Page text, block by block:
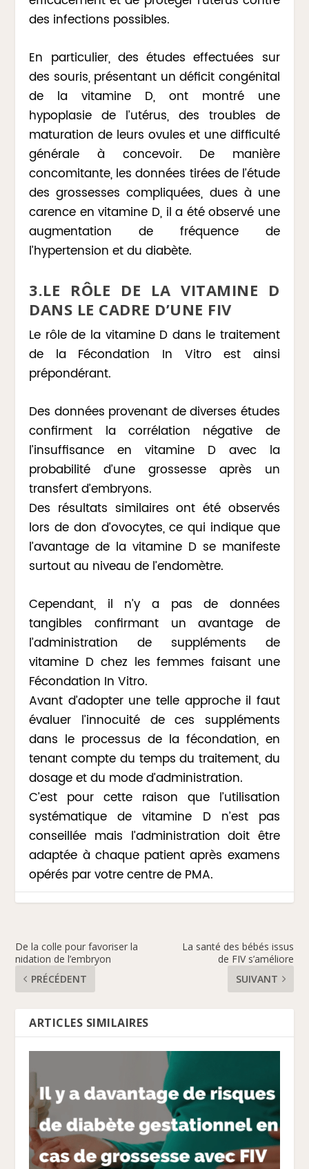
des infections possibles.
En particulier, des études effectuées sur
des souris, présentant un déficit congénital
de la vitamine D, ont montré une
hypoplasie de l’utérus, des troubles de
maturation de leurs ovules et une difficulté
générale à concevoir. De manière
concomitante, les données tirées de l’étude
des grossesses compliquées, dues à une
carence en vitamine D, il a été observé une
augmentation de fréquence de
l’hypertension et du diabète.
3.LE RÔLE DE LA VITAMINE D
DANS LE CADRE D’UNE FIV
Le rôle de la vitamine D dans le traitement
de la Fécondation In Vitro est ainsi
prépondérant.
Des données provenant de diverses études
confirment la corrélation négative de
l’insuffisance en vitamine D avec la
probabilité d’une grossesse après un
transfert d’embryons.
Des résultats similaires ont été observés
lors de don d’ovocytes, ce qui indique que
l’avantage de la vitamine D se manifeste
surtout au niveau de l’endomètre.
Cependant, il n’y a pas de données
tangibles confirmant un avantage de
l’administration de suppléments de
vitamine D chez les femmes faisant une
Fécondation In Vitro.
Avant d’adopter une telle approche il faut
évaluer l’innocuité de ces suppléments
dans le processus de la fécondation, en
tenant compte du temps du traitement, du
dosage et du mode d’administration.
C’est pour cette raison que l’utilisation
systématique de vitamine D n’est pas
conseillée mais l’administration doit être
adaptée à chaque patient après examens
opérés par votre centre de PMA.
De la colle pour favoriser la
nidation de l’embryon
PRÉCÉDENT
La santé des bébés issus
de FIV s’améliore
SUIVANT
ARTICLES SIMILAIRES